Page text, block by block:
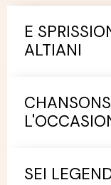
E
ALTIANI
SEI